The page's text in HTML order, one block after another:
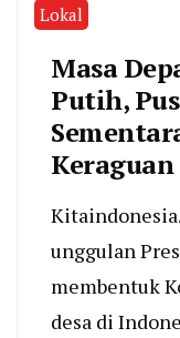
Lokal
Masa
Putih,
Keraguan
unggulan
membentuk
desa di